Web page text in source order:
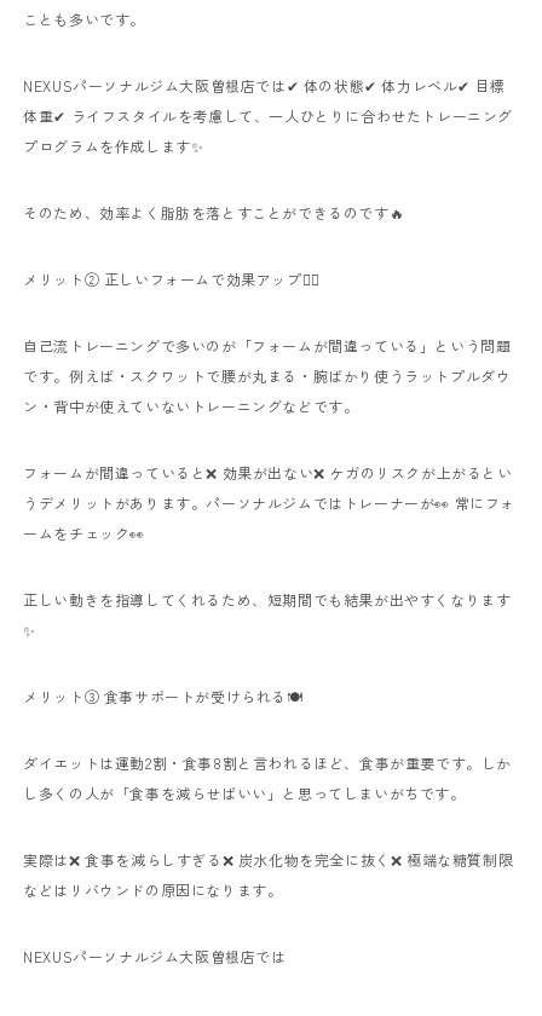
ことも多いです。
NEXUSパーソナルジム大阪曽根店では✔ 体の状態✔ 体力レベル✔ 目標
体重✔ ライフスタイルを考慮して、一人ひとりに合わせたトレーニング
プログラムを作成します✨
そのため、効率よく脂肪を落とすことができるのです🔥
メリット② 正しいフォームで効果アップ🏋️‍♀️
自己流トレーニングで多いのが「フォームが間違っている」という問題
です。例えば・スクワットで腰が丸まる・腕ばかり使うラットプルダウ
ン・背中が使えていないトレーニングなどです。
フォームが間違っていると❌ 効果が出ない❌ ケガのリスクが上がるとい
うデメリットがあります。パーソナルジムではトレーナーが👀 常にフォ
ームをチェック👀
正しい動きを指導してくれるため、短期間でも結果が出やすくなります
✨
メリット③ 食事サポートが受けられる🍽️
ダイエットは運動2割・食事8割と言われるほど、食事が重要です。しか
し多くの人が「食事を減らせばいい」と思ってしまいがちです。
実際は❌ 食事を減らしすぎる❌ 炭水化物を完全に抜く❌ 極端な糖質制限
などはリバウンドの原因になります。
NEXUSパーソナルジム大阪曽根店では